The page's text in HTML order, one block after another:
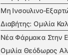
Μη Ινσουλινο-
Διαβήτης: Ομιλία
Νέα Φάρμακα Στην
Ομιλία Θεόδωρος